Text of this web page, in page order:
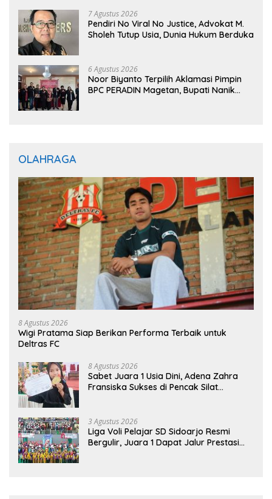
7 Agustus 2026
Pendiri No Viral No Justice, Advokat M.
Sholeh Tutup Usia, Dunia Hukum Berduka
6 Agustus 2026
Noor Biyanto Terpilih Aklamasi Pimpin
BPC PERADIN Magetan, Bupati Nanik
OLAHRAGA
8 Agustus 2026
Wigi Pratama Siap Berikan Performa Terbaik untuk
Deltras FC
8 Agustus 2026
Sabet Juara 1 Usia Dini, Adena Zahra
Fransiska Sukses di Pencak Silat
3 Agustus 2026
Liga Voli Pelajar SD Sidoarjo Resmi
Bergulir, Juara 1 Dapat Jalur Prestasi